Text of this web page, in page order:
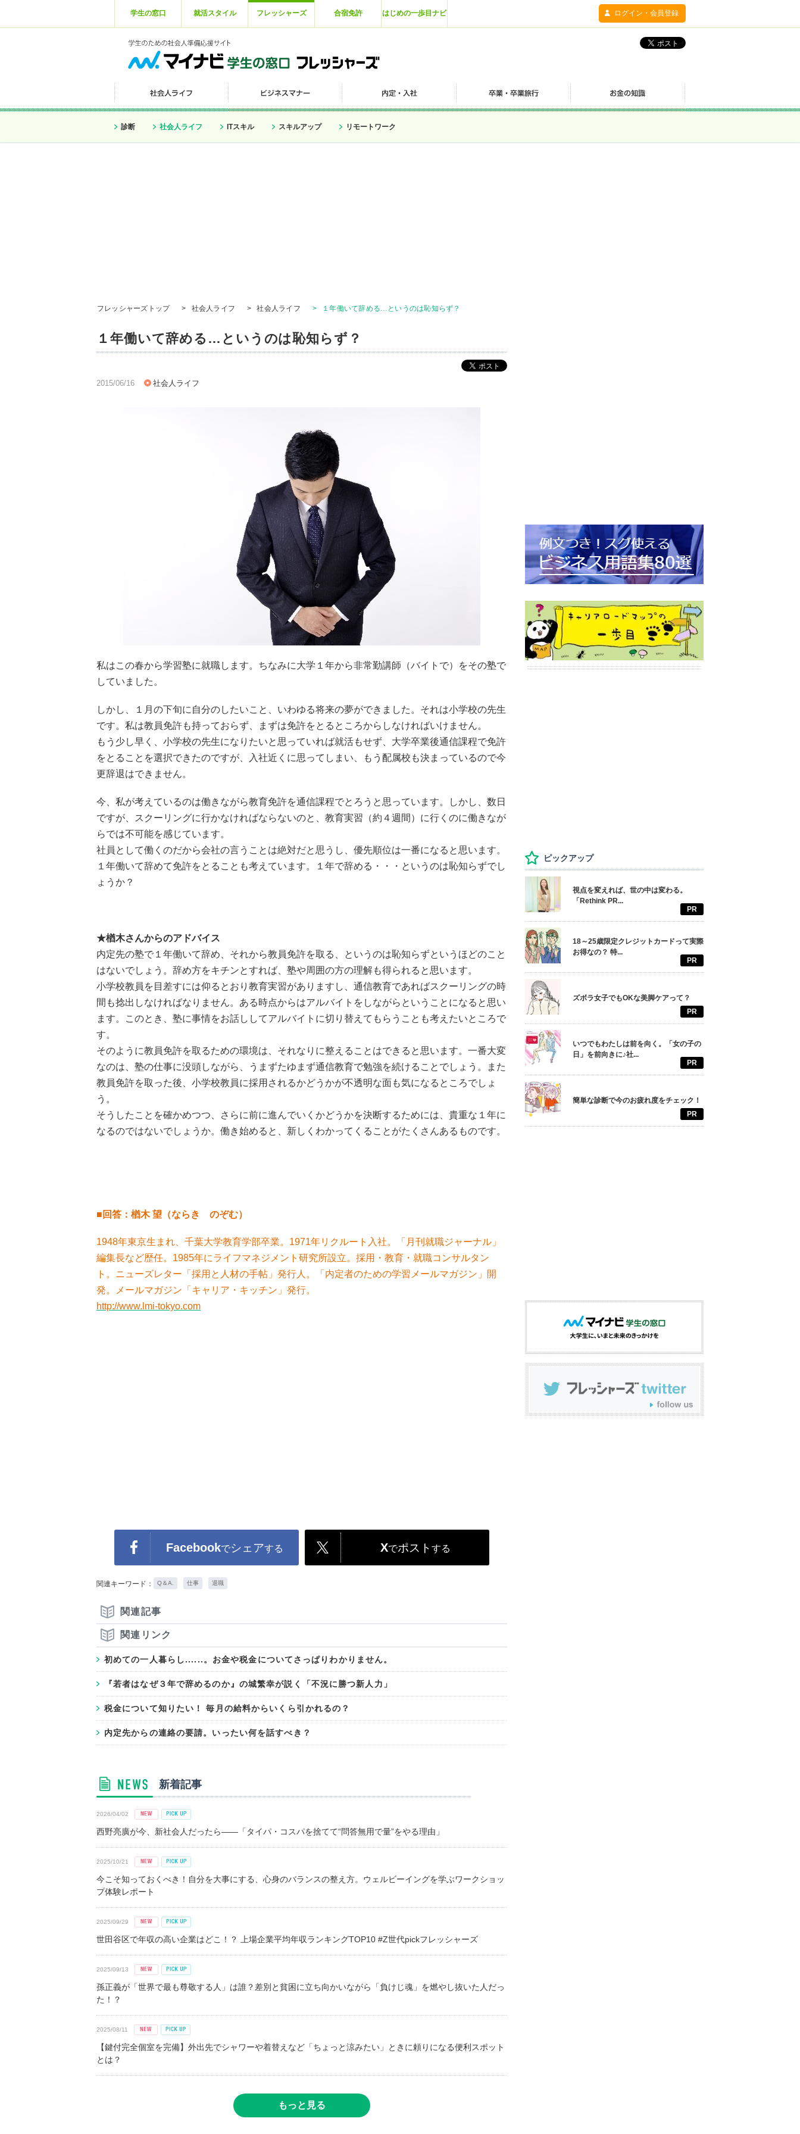
学生の窓口 就活スタイル フレッシャーズ 合宿免許 はじめの一歩目ナビ ログイン・会員登録
診断 社会人ライフ ITスキル スキルアップ リモートワーク
フレッシャーズトップ > 社会人ライフ > 社会人ライフ > １年働いて辞める…というのは恥知らず？
１年働いて辞める…というのは恥知らず？
2015/06/16 社会人ライフ
私はこの春から学習塾に就職します。ちなみに大学１年から非常勤講師（バイトで）をその塾で
していました。
しかし、１月の下旬に自分のしたいこと、いわゆる将来の夢ができました。それは小学校の先生
です。私は教員免許も持っておらず、まずは免許をとるところからしなければいけません。
もう少し早く、小学校の先生になりたいと思っていれば就活もせず、大学卒業後通信課程で免許
をとることを選択できたのですが、入社近くに思ってしまい、もう配属校も決まっているので今
更辞退はできません。
今、私が考えているのは働きながら教育免許を通信課程でとろうと思っています。しかし、数日
ですが、スクーリングに行かなければならないのと、教育実習（約４週間）に行くのに働きなが
らでは不可能を感じています。
社員として働くのだから会社の言うことは絶対だと思うし、優先順位は一番になると思います。
１年働いて辞めて免許をとることも考えています。１年で辞める・・・というのは恥知らずでし
ょうか？
★楢木さんからのアドバイス
内定先の塾で１年働いて辞め、それから教員免許を取る、というのは恥知らずというほどのこと
はないでしょう。辞め方をキチンとすれば、塾や周囲の方の理解も得られると思います。
小学校教員を目差すには仰るとおり教育実習がありますし、通信教育であればスクーリングの時
間も捻出しなければなりません。ある時点からはアルバイトをしながらということになると思い
ます。このとき、塾に事情をお話ししてアルバイトに切り替えてもらうことも考えたいところで
す。
そのように教員免許を取るための環境は、それなりに整えることはできると思います。一番大変
なのは、塾の仕事に没頭しながら、うまずたゆまず通信教育で勉強を続けることでしょう。また
教員免許を取った後、小学校教員に採用されるかどうかが不透明な面も気になるところでしょ
う。
そうしたことを確かめつつ、さらに前に進んでいくかどうかを決断するためには、貴重な１年に
なるのではないでしょうか。働き始めると、新しくわかってくることがたくさんあるものです。
■回答：楢木 望（ならき のぞむ）
1948年東京生まれ、千葉大学教育学部卒業。1971年リクルート入社。「月刊就職ジャーナル」
編集長など歴任。1985年にライフマネジメント研究所設立。採用・教育・就職コンサルタン
ト。ニューズレター「採用と人材の手帖」発行人。「内定者のための学習メールマガジン」開
発。メールマガジン「キャリア・キッチン」発行。
http://www.lmi-tokyo.com
Facebookでシェアする Xでポスト する
関連キーワード： Q＆A. 仕事 退職
関連記事
関連リンク
初めての一人暮らし......。お金や税金についてさっぱりわかりません。
『若者はなぜ３年で辞めるのか』の城繁幸が説く「不況に勝つ新人力」
税金について知りたい！ 毎月の給料からいくら引かれるの？
内定先からの連絡の要請。いったい何を話すべき？
新着記事
2026/04/02
西野亮廣が今、新社会人だったら――「タイパ・コスパを捨てて“問答無用で量”をやる理由」
2025/10/21
今こそ知っておくべき！自分を大事にする、心身のバランスの整え方。ウェルビーイングを学ぶワークショッ
プ体験レポート
2025/09/29
世田谷区で年収の高い企業はどこ！？ 上場企業平均年収ランキングTOP10 #Z世代pickフレッシャーズ
2025/09/13
孫正義が「世界で最も尊敬する人」は誰？差別と貧困に立ち向かいながら「負けじ魂」を燃やし抜いた人だっ
た！？
2025/08/11
【鍵付完全個室を完備】外出先でシャワーや着替えなど「ちょっと涼みたい」ときに頼りになる便利スポット
とは？
もっと見る
ピックアップ
視点を変えれば、世の中は変わる。
「Rethink PR...
PR
18～25歳限定クレジットカードって実際
お得なの？ 特...
PR
ズボラ女子でもOKな美脚ケアって？
PR
いつでもわたしは前を向く。「女の子の
日」を前向きに♪社...
PR
簡単な診断で今のお疲れ度をチェック！
PR